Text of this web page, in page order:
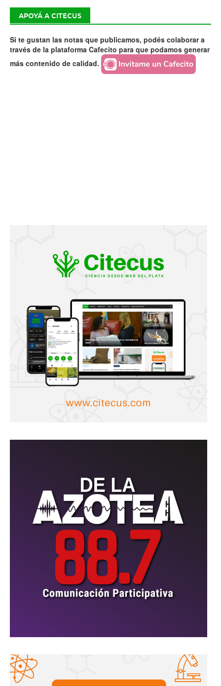
APOYÁ A CITECUS
Si te gustan las notas que publicamos, podés colaborar a
través de la plataforma Cafecito para que podamos generar
más contenido de calidad.